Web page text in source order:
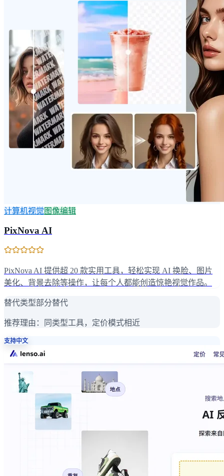
计算机视觉 图像编辑
PixNova AI
PixNova AI 提供超 20 款实用工具，轻松实现 AI 换脸、图片
美化、背景去除等操作，让每个人都能创造惊艳视觉作品。
替代类型部分替代
推荐理由： 同类型工具，定价模式相近
支持中文